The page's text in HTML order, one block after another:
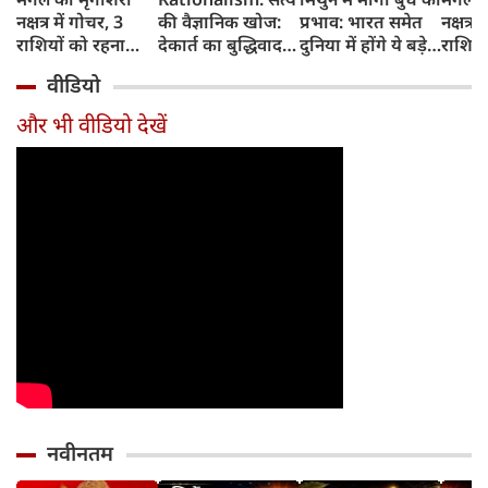
नक्षत्र में गोचर, 3
राशियों को रहना
सावधान
की वैज्ञानिक खोज:
देकार्त का बुद्धिवाद
का जन्म
प्रभाव: भारत समेत
दुनिया में होंगे ये बड़े
नक्षत्र
किसे
वीडियो
और भी वीडियो देखें
नवीनतम